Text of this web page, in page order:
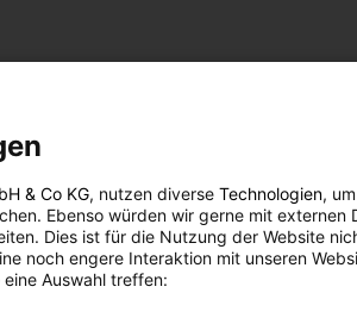
& Co KG, nutzen diverse Technologien,
Ebenso würden wir gerne mit externen
Dies ist für die Nutzung der Website
noch engere Interaktion mit unseren
Auswahl treffen: